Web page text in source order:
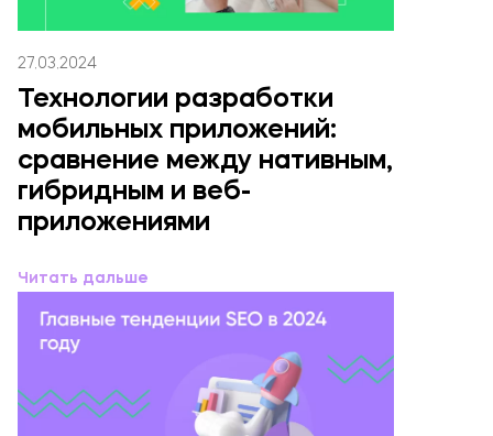
27.03.2024
Технологии разработки
мобильных приложений:
сравнение между нативным,
гибридным и веб-
приложениями
Читать дальше